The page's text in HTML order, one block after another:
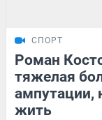
СПОРТ
Роман
тяжелая
ампутации,
жить